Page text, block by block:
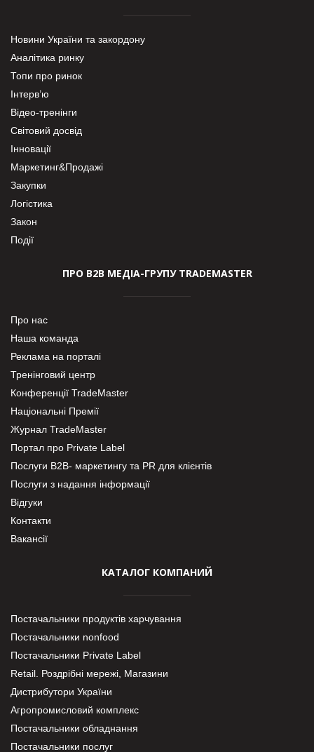
Новини України та закордону
Аналітика ринку
Топи про ринок
Інтерв’ю
Відео-тренінги
Світовий досвід
Інновації
Маркетинг&Продажі
Закупки
Логістика
Закон
Події
ПРО В2В МЕДІА-ГРУПУ TRADEMASTER
Про нас
Наша команда
Реклама на порталі
Тренінговий центр
Конференції TradeMaster
Національні Премії
Журнал TradeMaster
Портал про Private Label
Послуги В2В- маркетингу та PR для клієнтів
Послуги з надання інформації
Відгуки
Контакти
Вакансії
КАТАЛОГ КОМПАНИЙ
Постачальники продуктів харчування
Постачальники nonfood
Постачальники Private Label
Retail. Роздрібні мережі, Магазини
Дистрибутори України
Агропромисловий комплекс
Постачальники обладнання
Постачальники послуг